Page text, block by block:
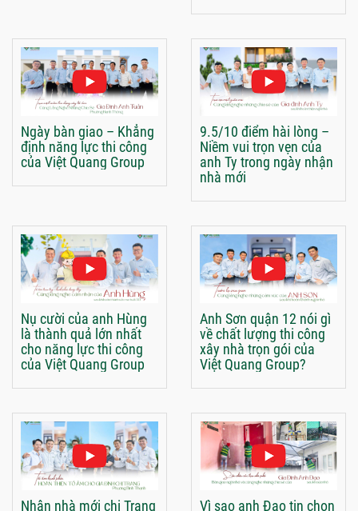
Ngày bàn giao – Khẳng
định năng lực thi công
của Việt Quang Group
9.5/10 điểm hài lòng –
Niềm vui trọn vẹn của
anh Ty trong ngày nhận
nhà mới
Nụ cười của anh Hùng
là thành quả lớn nhất
cho năng lực thi công
của Việt Quang Group
Anh Sơn quận 12 nói gì
về chất lượng thi công
xây nhà trọn gói của
Việt Quang Group?
Nhận nhà mới chị Trang Vì sao anh Đạo tin chọn